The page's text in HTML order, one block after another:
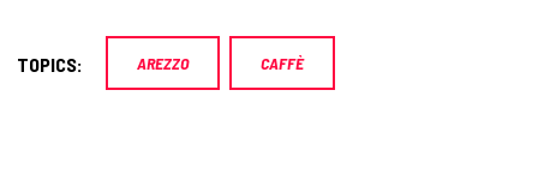
TOPICS: AREZZO CAFFÈ